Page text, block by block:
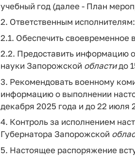
учебный год (далее - План
2. Ответственным исполнителям:
2.1. Обеспечить
2.2. Предоставить информацию
науки Запорожской областидо
3. Рекомендовать военному
информацию о выполнении
декабря 2025 года и до 22 июля
4. Контроль за исполнением
Губернатора Запорожской
5. Настоящее распоряжение